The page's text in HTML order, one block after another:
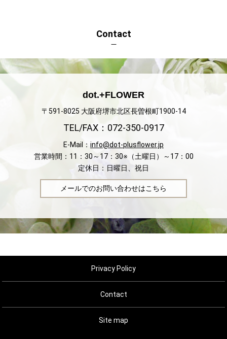
Contact
dot.+FLOWER
〒591-8025 大阪府堺市北区長曽根町1900-14
TEL/FAX：072-350-0917
E-Mail： info@dot-plusflower.jp
営業時間：11：30～17：30※（土曜日）～17：00
定休日：日曜日、祝日
メールでのお問い合わせはこちら
Privacy Policy
Contact
Site map